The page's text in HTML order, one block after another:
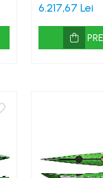
6.217,67 Lei